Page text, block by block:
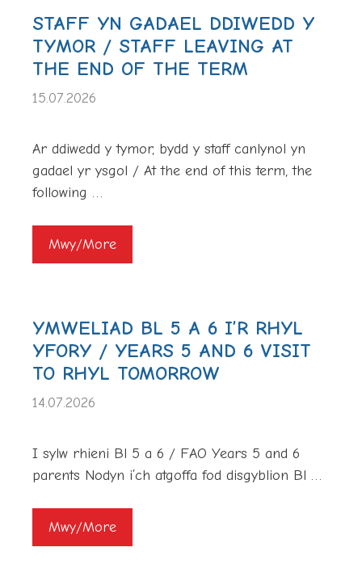
STAFF YN GADAEL DDIWEDD Y
TYMOR / STAFF LEAVING AT
THE END OF THE TERM
15.07.2026
Ar ddiwedd y tymor, bydd y staff canlynol yn
gadael yr ysgol / At the end of this term, the
following …
Mwy/More
YMWELIAD BL 5 A 6 I’R RHYL
YFORY / YEARS 5 AND 6 VISIT
TO RHYL TOMORROW
14.07.2026
I sylw rhieni Bl 5 a 6 / FAO Years 5 and 6
parents Nodyn i’ch atgoffa fod disgyblion Bl …
Mwy/More